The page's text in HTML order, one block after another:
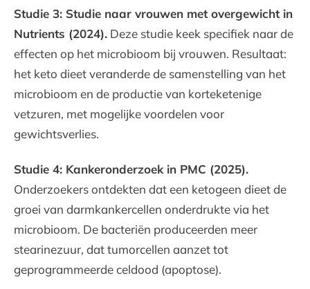
Studie 3: Studie naar vrouwen met overgewicht in
Nutrients (2024). Deze studie keek specifiek naar de
effecten op het microbioom bij vrouwen. Resultaat:
het keto dieet veranderde de samenstelling van het
microbioom en de productie van korteketenige
vetzuren, met mogelijke voordelen voor
gewichtsverlies.
Studie 4: Kankeronderzoek in PMC (2025).
Onderzoekers ontdekten dat een ketogeen dieet de
groei van darmkankercellen onderdrukte via het
microbioom. De bacteriën produceerden meer
stearinezuur, dat tumorcellen aanzet tot
geprogrammeerde celdood (apoptose).